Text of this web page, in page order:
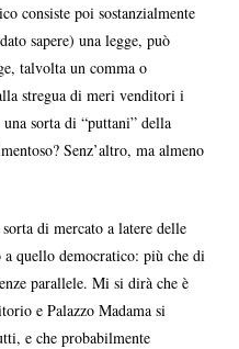
consiste poi sostanzialmente
sapere) una legge, può
talvolta un comma o
stregua di meri venditori i
sorta di “puttani” della
Senz’altro, ma almeno
di mercato a latere delle
quello democratico: più che di
parallele. Mi si dirà che è
e Palazzo Madama si
e che probabilmente